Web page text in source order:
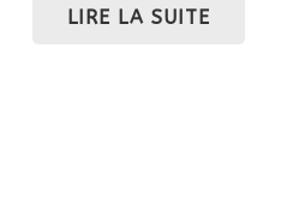
LIRE LA SUITE